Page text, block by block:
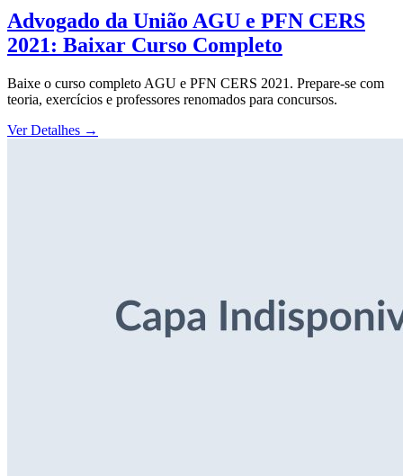
Advogado da União AGU e PFN CERS
2021: Baixar Curso Completo
Baixe o curso completo AGU e PFN CERS 2021. Prepare-se com
teoria, exercícios e professores renomados para concursos.
Ver Detalhes →